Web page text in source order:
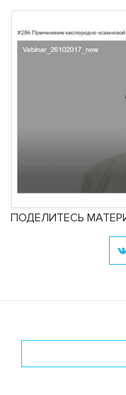
ПОДЕЛИТЕСЬ